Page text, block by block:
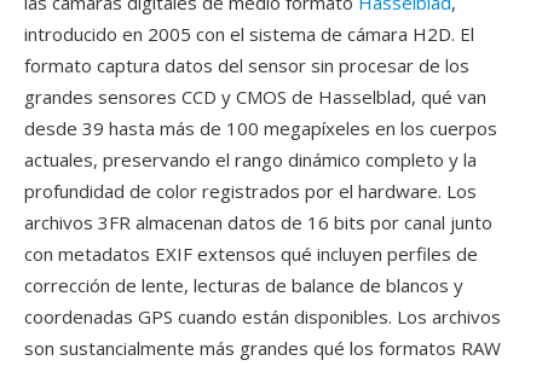
introducido en 2005 con el sistema de cámara H2D. El
formato captura datos del sensor sin procesar de los
grandes sensores CCD y CMOS de Hasselblad, qué van
desde 39 hasta más de 100 megapíxeles en los cuerpos
actuales, preservando el rango dinámico completo y la
profundidad de color registrados por el hardware. Los
archivos 3FR almacenan datos de 16 bits por canal junto
con metadatos EXIF extensos qué incluyen perfiles de
corrección de lente, lecturas de balance de blancos y
coordenadas GPS cuando están disponibles. Los archivos
son sustancialmente más grandes qué los formatos RAW